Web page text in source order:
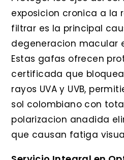
exposicion cronica a la
filtrar es la principal
degeneracion macular
Estas gafas ofrecen
certificada que bloquea
rayos UVA y UVB,
sol colombiano con
polarizacion anadida
que causan fatiga